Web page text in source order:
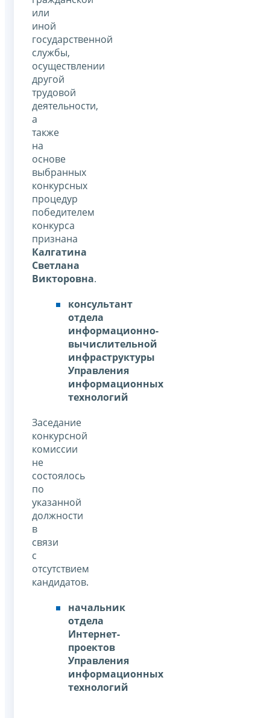
или
иной
государственной
службы,
осуществлении
другой
трудовой
деятельности,
а
также
на
основе
выбранных
конкурсных
процедур
победителем
конкурса
признана
Калгатина
Светлана
Викторовна.
консультант
отдела
информационно-
вычислительной
инфраструктуры
Управления
информационных
технологий
Заседание
конкурсной
комиссии
не
состоялось
по
указанной
должности
в
связи
с
отсутствием
кандидатов.
начальник
отдела
Интернет-
проектов
Управления
информационных
технологий